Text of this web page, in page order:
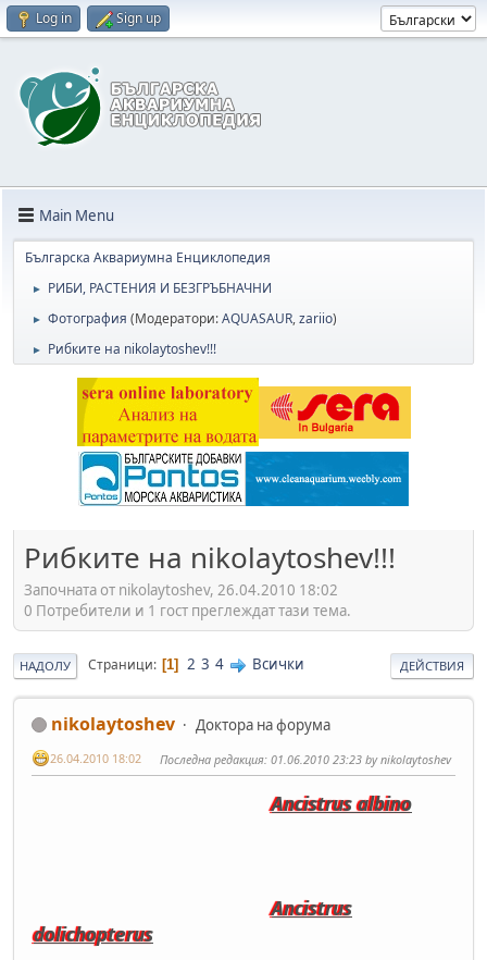
Log in Sign up
Main Menu
Българска Аквариумна Енциклопедия
► РИБИ, РАСТЕНИЯ И БЕЗГРЪБНАЧНИ
► Фотография (Модератори:AQUASAUR,zariio)
► Рибките на nikolaytoshev!!!
Рибките на nikolaytoshev!!!
Започната от nikolaytoshev, 26.04.2010 18:02
0 Потребители и 1 гост преглеждат тази тема.
НАДОЛУ Страници 1 2 3 4 Всички ДЕЙСТВИЯ
nikolaytoshev Доктора на форума
26.04.2010 18:02 Последна редакция: 01.06.2010 23:23 by nikolaytoshev
Ancistrus albino
Ancistrus
dolichopterus